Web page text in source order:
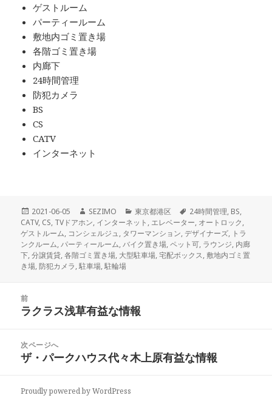
ゲストルーム
パーティールーム
敷地内ゴミ置き場
各階ゴミ置き場
内廊下
24時間管理
防犯カメラ
BS
CS
CATV
インターネット
投
稿
日:
2021-06-05
作
成
者
SEZIMO
カ
テ
ゴ
リ
ー
東京都港区
タ
グ
24時間管理, BS,
CATV, CS, TVドアホン, インターネット , エレベーター, オートロック,
ゲストルーム, コンシェルジュ, タワーマンション,デザイナーズ, トラ
ンクルーム,パーティールーム,バイク置き場,ペット可, ラウンジ, 内廊
下,分譲賃貸,各階ゴミ置き場, 大型駐車場,宅配ボックス, 敷地内ゴミ置
き場,防犯カメラ,駐車場,駐輪場
前
前
投
稿:
ラクラス浅草有益な情報
次ページへ
次
投
ザ・パークハウス代々木上原有益な情報
Proudly powered by WordPress